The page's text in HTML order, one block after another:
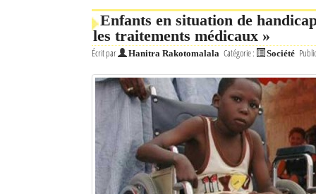
Enfants en situation de
les traitements médicaux »
Écrit par Hanitra Rakotomalala Catégorie : Société